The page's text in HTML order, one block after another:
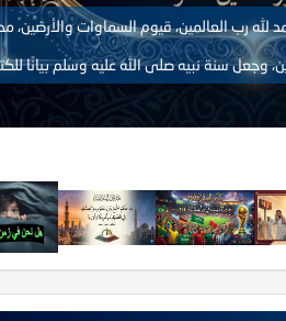
رب العالمين، قيوم السماوات والأرضين،
وجعل سنة نبيه صلى الله عليه وسلم بيانًا